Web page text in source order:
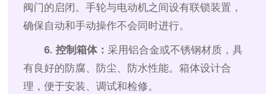
阀门的启闭。手轮与电动机之间设有联锁装置，
确保自动和手动操作不会同时进行。
6. 控制箱体： 采用铝合金或不锈钢材质，具
有良好的防腐、防尘、防水性能。箱体设计合
理，便于安装、调试和检修。